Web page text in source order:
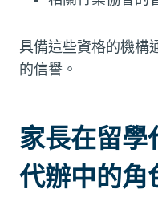
具備這些資格的機構
的信譽。
家長在留學
代辦中的角